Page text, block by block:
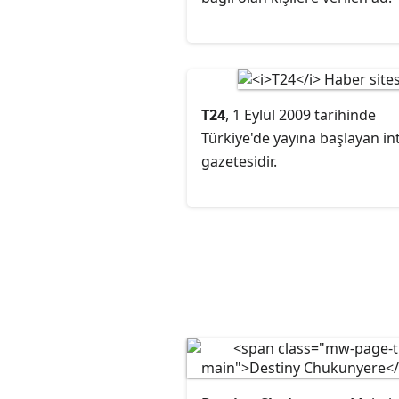
T24, 1 Eylül 2009 tarihinde
Türkiye'de yayına başlayan
gazetesidir.